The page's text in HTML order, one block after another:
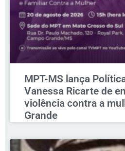
MPT-MS lança
Vanessa Ricarte de
violência contra a
Grande